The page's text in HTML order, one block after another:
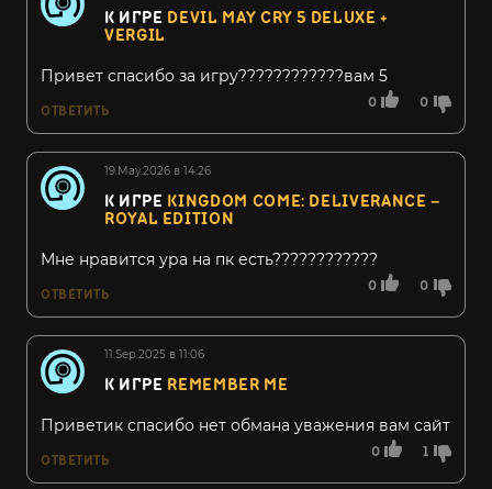
К ИГРЕ DEVIL MAY CRY 5 DELUXE +
VERGIL
0 0
Привет спасибо за игру????????????вам 5
ОТВЕТИТЬ
19.May.2026 в 14:26
К ИГРЕ KINGDOM COME: DELIVERANCE –
ROYAL EDITION
0 0
Мне нравится ура на пк есть????????????
ОТВЕТИТЬ
11.Sep.2025 в 11:06
К ИГРЕ REMEMBER ME
0 1
Приветик спасибо нет обмана уважения вам сайт
ОТВЕТИТЬ